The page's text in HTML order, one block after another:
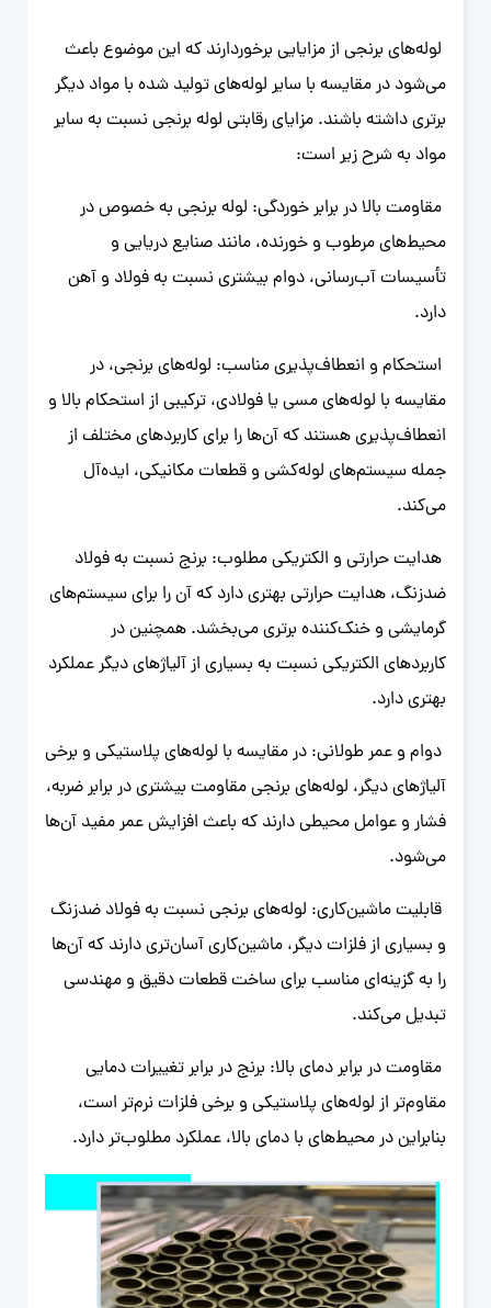
لوله‌های برنجی از مزایایی برخوردارند که این موضوع باعث
می‌شود در مقایسه با سایر لوله‌های تولید شده با مواد دیگر
برتری داشته باشند. مزایای رقابتی لوله برنجی نسبت به سایر
مواد به شرح زیر است:
مقاومت بالا در برابر خوردگی: لوله برنجی به خصوص در
محیط‌های مرطوب و خورنده، مانند صنایع دریایی و
تأسیسات آب‌رسانی، دوام بیشتری نسبت به فولاد و آهن
دارد.
استحکام و انعطاف‌پذیری مناسب: لوله‌های برنجی، در
مقایسه با لوله‌های مسی یا فولادی، ترکیبی از استحکام بالا و
انعطاف‌پذیری هستند که آن‌ها را برای کاربردهای مختلف از
جمله سیستم‌های لوله‌کشی و قطعات مکانیکی، ایده‌آل
می‌کند.
هدایت حرارتی و الکتریکی مطلوب: برنج نسبت به فولاد
ضدزنگ، هدایت حرارتی بهتری دارد که آن را برای سیستم‌های
گرمایشی و خنک‌کننده برتری می‌بخشد. همچنین در
کاربردهای الکتریکی نسبت به بسیاری از آلیاژهای دیگر عملکرد
بهتری دارد.
دوام و عمر طولانی: در مقایسه با لوله‌های پلاستیکی و برخی
آلیاژهای دیگر، لوله‌های برنجی مقاومت بیشتری در برابر ضربه،
فشار و عوامل محیطی دارند که باعث افزایش عمر مفید آن‌ها
می‌شود.
قابلیت ماشین‌کاری: لوله‌های برنجی نسبت به فولاد ضدزنگ
و بسیاری از فلزات دیگر، ماشین‌کاری آسان‌تری دارند که آن‌ها
را به گزینه‌ای مناسب برای ساخت قطعات دقیق و مهندسی
تبدیل می‌کند.
مقاومت در برابر دمای بالا: برنج در برابر تغییرات دمایی
مقاوم‌تر از لوله‌های پلاستیکی و برخی فلزات نرم‌تر است،
بنابراین در محیط‌های با دمای بالا، عملکرد مطلوب‌تر دارد.